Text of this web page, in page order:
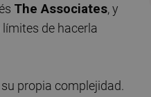
The Associates, y
de hacerla
propia complejidad.